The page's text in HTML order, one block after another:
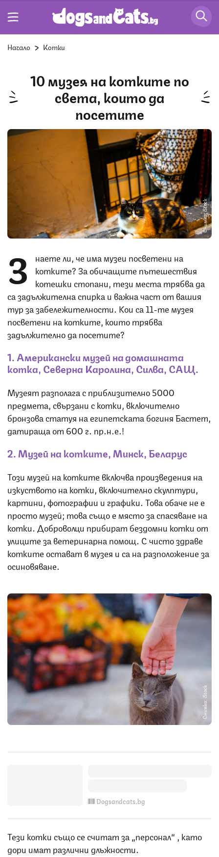
Начало Котки
10 музея на котките по
света, които да
посетите
Снимка: iStock
З
наете ли, че има музеи посветени на
котките? За обичащите пътешествия
котешки стопани, тези места трябва да
са задължителна спирка и важна част от вашия
тур за забележителности. Кои са 11-те музея
посветени на котките, които трябва
задължително да посетите?
1. Американски музей на домашната
котка, Северна Каролина, Силва, САЩ.
Музеят разполага с приблизително 5000
предмета, свързани с котки, включително
бронзова статуя на египетската богиня Бастет,
датираща от 600 г. пр.н.е.!
2. Музей на котките, Минск, Беларус
Този музей на котките включва произведения на
изкуството на котки, включително скулптури,
картини, фотографии и графики. Това обаче не е
просто музей; това също е място за спасяване на
котки. Доброволци прибират бездомни котки от
улиците за ветеринарна помощ. С чисто здраве
котките остават в музея и са на разположение за
осиновяване.
Снимка: iStock
Dogsandcats.bg
Тези котки също се считат за „персонал“ , като
дори имат различни длъжности.